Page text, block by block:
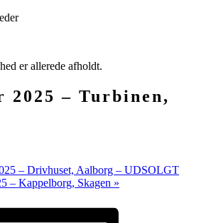
er allerede afholdt.
2025 – Turbinen,
– Drivhuset, Aalborg – UDSOLGT
– Kappelborg, Skagen »